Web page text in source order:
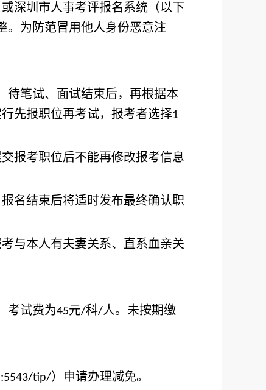
或深圳市人事考评报名系统（以下
。为防范冒用他人身份恶意注
待笔试、面试结束后，再根据本
先报职位再考试，报考者选择1
报考职位后不能再修改报考信息
名结束后将适时发布最终确认职
与本人有夫妻关系、直系血亲关
考试费为45元/科/人。未按期缴
:5543/tip/）申请办理减免。